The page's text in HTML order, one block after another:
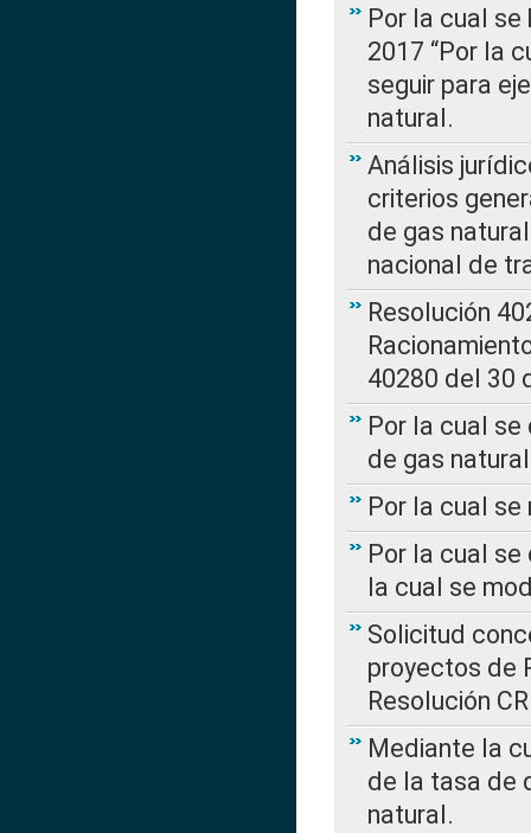
Por la cual se
2017 “Por la
seguir para
natural.
Análisis
criterios
de gas
nacional de
Resolución
40280 del 30
Por la cual
de gas natural
Por la cual se
Por la cual se
la cual se
Solicitud
proyectos de
Resolución
Mediante la
de la tasa de
natural.